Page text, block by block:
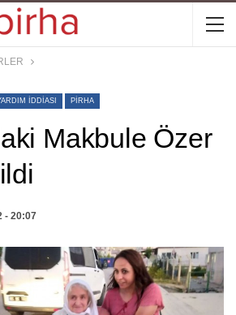
IDDIASI PIRHA
Makbule Özer
- 20:07